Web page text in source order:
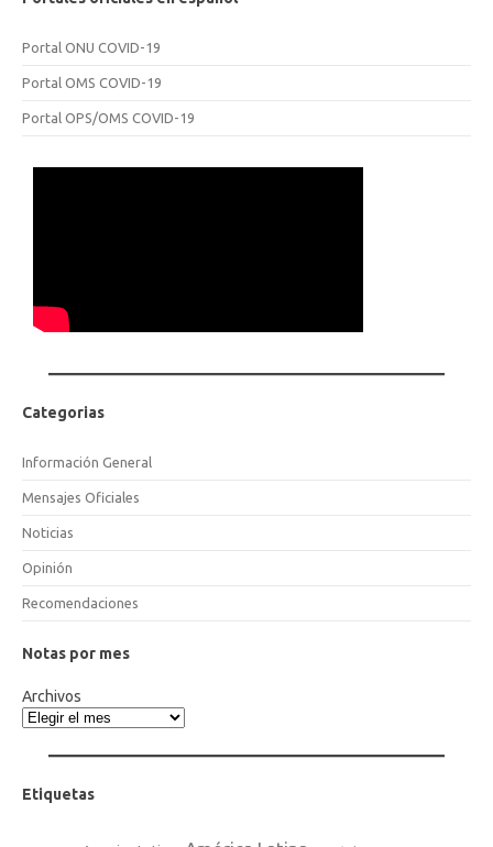
Portal ONU COVID-19
Portal OMS COVID-19
Portal OPS/OMS COVID-19
Categorias
Información General
Mensajes Oficiales
Noticias
Opinión
Recomendaciones
Notas por mes
Archivos
Etiquetas